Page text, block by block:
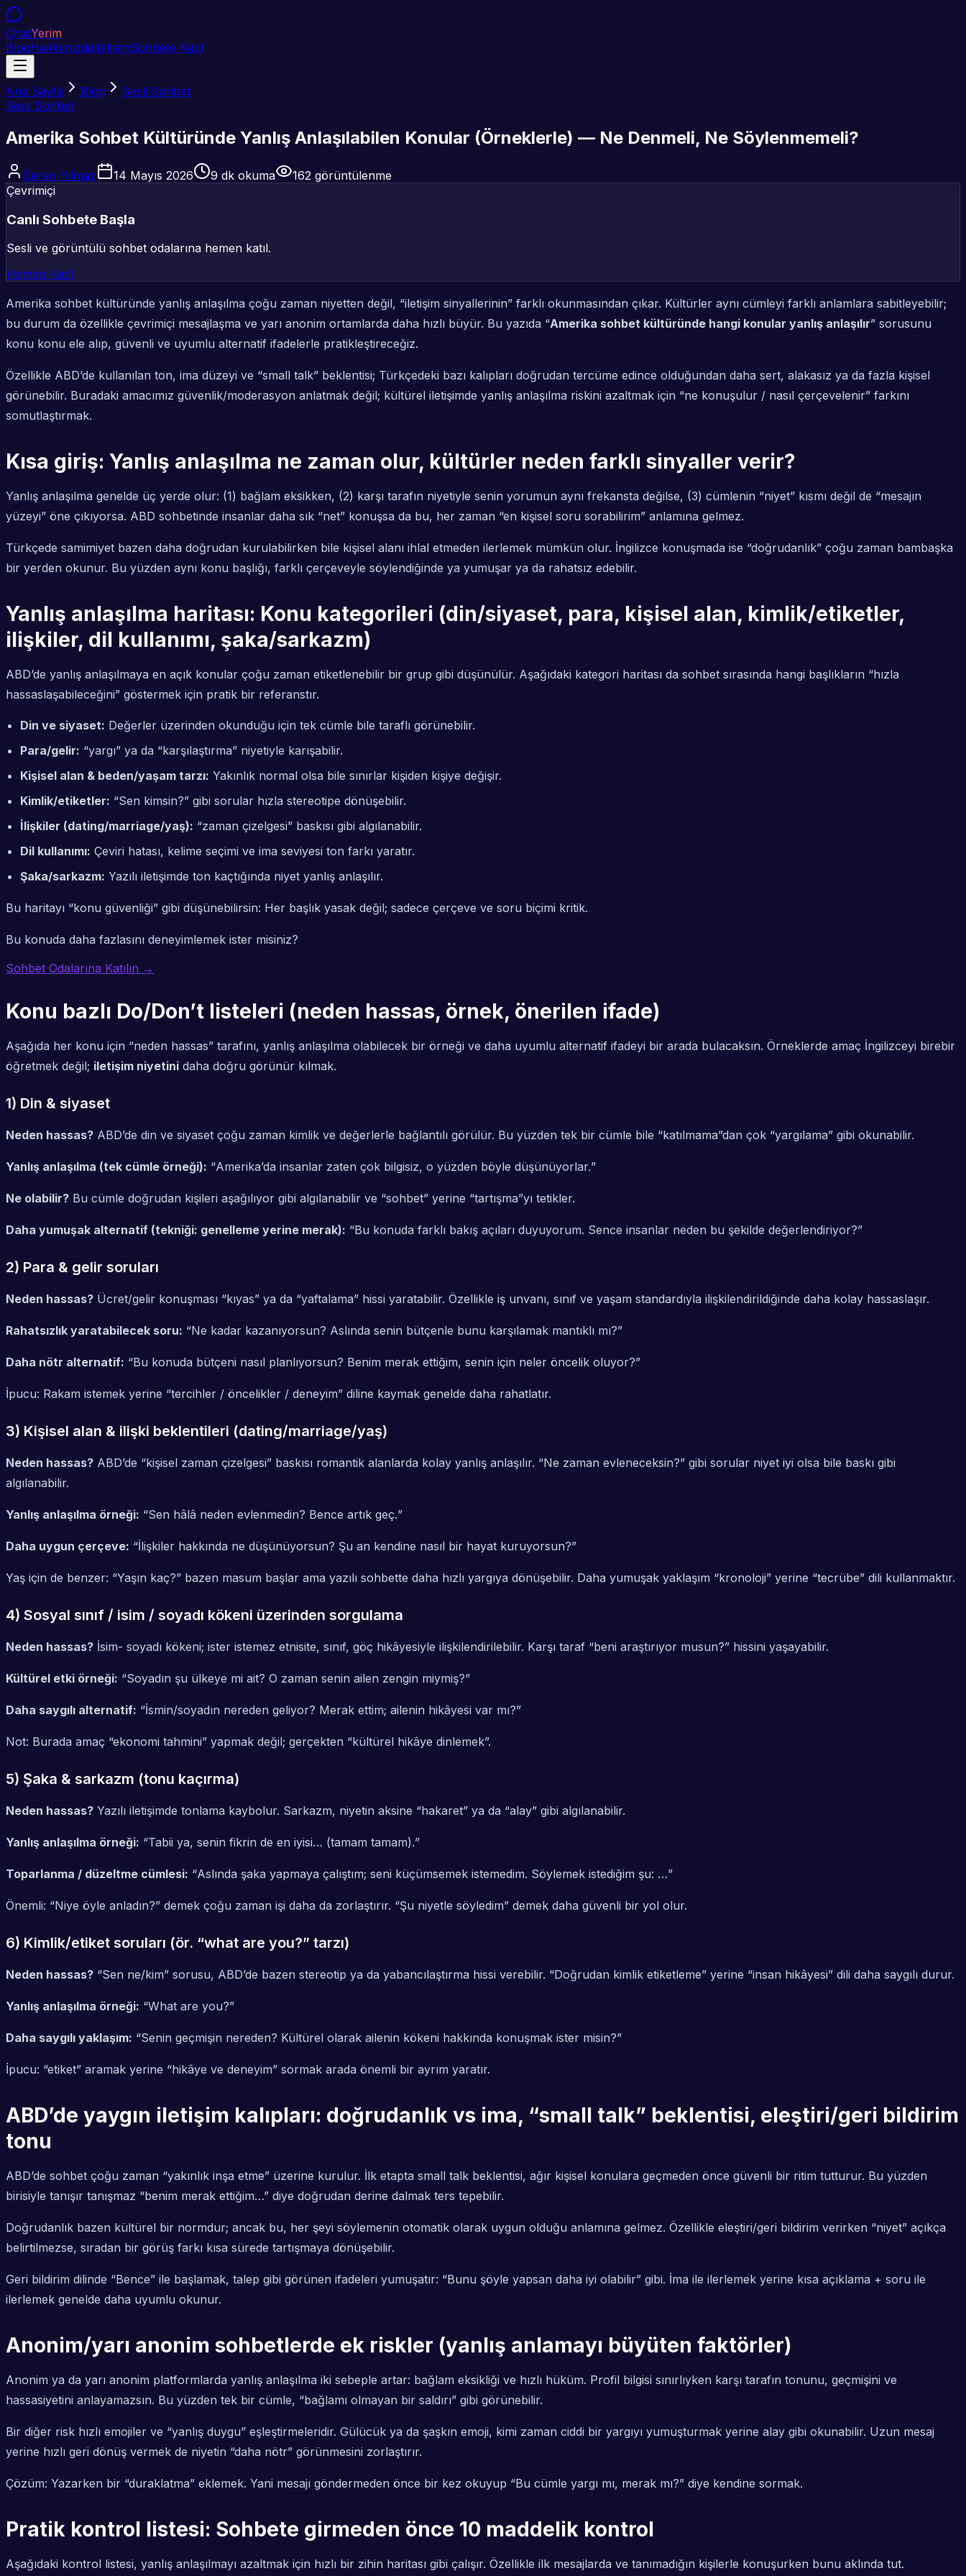
ChatYerim
BlogHakkımızdaİletişimSohbete Katıl
Ana Sayfa Blog
Sesli Sohbet
Sesli Sohbet
Amerika Sohbet Kültüründe Yanlış Anlaşılabilen Konular (Örneklerle) — Ne Denmeli, Ne Söylenmemeli?
Ceren Yılmaz 14 Mayıs 2026 9 dk okuma 162 görüntülenme
Çevrimiçi
Canlı Sohbete Başla
Sesli ve görüntülü sohbet odalarına hemen katıl.
Hemen Katıl
Amerika sohbet kültüründe yanlış anlaşılma çoğu zaman niyetten değil, “iletişim sinyallerinin” farklı okunmasından çıkar. Kültürler aynı cümleyi farklı anlamlara sabitleyebilir;
bu durum da özellikle çevrimiçi mesajlaşma ve yarı anonim ortamlarda daha hızlı büyür. Bu yazıda “Amerika sohbet kültüründe hangi konular yanlış anlaşılır” sorusunu
konu konu ele alıp, güvenli ve uyumlu alternatif ifadelerle pratikleştireceğiz.
Özellikle ABD’de kullanılan ton, ima düzeyi ve “small talk” beklentisi; Türkçedeki bazı kalıpları doğrudan tercüme edince olduğundan daha sert, alakasız ya da fazla kişisel
görünebilir. Buradaki amacımız güvenlik/moderasyon anlatmak değil; kültürel iletişimde yanlış anlaşılma riskini azaltmak için “ne konuşulur / nasıl çerçevelenir” farkını
somutlaştırmak.
Kısa giriş: Yanlış anlaşılma ne zaman olur, kültürler neden farklı sinyaller verir?
Yanlış anlaşılma genelde üç yerde olur: (1) bağlam eksikken, (2) karşı tarafın niyetiyle senin yorumun aynı frekansta değilse, (3) cümlenin “niyet” kısmı değil de “mesajın
yüzeyi” öne çıkıyorsa. ABD sohbetinde insanlar daha sık “net” konuşsa da bu, her zaman “en kişisel soru sorabilirim” anlamına gelmez.
Türkçede samimiyet bazen daha doğrudan kurulabilirken bile kişisel alanı ihlal etmeden ilerlemek mümkün olur. İngilizce konuşmada ise “doğrudanlık” çoğu zaman bambaşka
bir yerden okunur. Bu yüzden aynı konu başlığı, farklı çerçeveyle söylendiğinde ya yumuşar ya da rahatsız edebilir.
Yanlış anlaşılma haritası: Konu kategorileri (din/siyaset, para, kişisel alan, kimlik/etiketler,
ilişkiler, dil kullanımı, şaka/sarkazm)
ABD’de yanlış anlaşılmaya en açık konular çoğu zaman etiketlenebilir bir grup gibi düşünülür. Aşağıdaki kategori haritası da sohbet sırasında hangi başlıkların “hızla
hassaslaşabileceğini” göstermek için pratik bir referanstır.
Din ve siyaset: Değerler üzerinden okunduğu için tek cümle bile taraflı görünebilir.
Para/gelir: “yargı” ya da “karşılaştırma” niyetiyle karışabilir.
Kişisel alan & beden/yaşam tarzı: Yakınlık normal olsa bile sınırlar kişiden kişiye değişir.
Kimlik/etiketler: “Sen kimsin?” gibi sorular hızla stereotipe dönüşebilir.
İlişkiler (dating/marriage/yaş): “zaman çizelgesi” baskısı gibi algılanabilir.
Dil kullanımı: Çeviri hatası, kelime seçimi ve ima seviyesi ton farkı yaratır.
Şaka/sarkazm: Yazılı iletişimde ton kaçtığında niyet yanlış anlaşılır.
Bu haritayı “konu güvenliği” gibi düşünebilirsin: Her başlık yasak değil; sadece çerçeve ve soru biçimi kritik.
Bu konuda daha fazlasını deneyimlemek ister misiniz?
Sohbet Odalarına Katılın →
Konu bazlı Do/Don’t listeleri (neden hassas, örnek, önerilen ifade)
Aşağıda her konu için “neden hassas” tarafını, yanlış anlaşılma olabilecek bir örneği ve daha uyumlu alternatif ifadeyi bir arada bulacaksın. Örneklerde amaç İngilizceyi birebir
öğretmek değil; iletişim niyetini daha doğru görünür kılmak.
1) Din & siyaset
Neden hassas? ABD’de din ve siyaset çoğu zaman kimlik ve değerlerle bağlantılı görülür. Bu yüzden tek bir cümle bile “katılmama”dan çok “yargılama” gibi okunabilir.
Yanlış anlaşılma (tek cümle örneği): “Amerika’da insanlar zaten çok bilgisiz, o yüzden böyle düşünüyorlar.”
Ne olabilir? Bu cümle doğrudan kişileri aşağılıyor gibi algılanabilir ve “sohbet” yerine “tartışma”yı tetikler.
Daha yumuşak alternatif (tekniği: genelleme yerine merak): “Bu konuda farklı bakış açıları duyuyorum. Sence insanlar neden bu şekilde değerlendiriyor?”
2) Para & gelir soruları
Neden hassas? Ücret/gelir konuşması “kıyas” ya da “yaftalama” hissi yaratabilir. Özellikle iş unvanı, sınıf ve yaşam standardıyla ilişkilendirildiğinde daha kolay hassaslaşır.
Rahatsızlık yaratabilecek soru: “Ne kadar kazanıyorsun? Aslında senin bütçenle bunu karşılamak mantıklı mı?”
Daha nötr alternatif: “Bu konuda bütçeni nasıl planlıyorsun? Benim merak ettiğim, senin için neler öncelik oluyor?”
İpucu: Rakam istemek yerine “tercihler / öncelikler / deneyim” diline kaymak genelde daha rahatlatır.
3) Kişisel alan & ilişki beklentileri (dating/marriage/yaş)
Neden hassas? ABD’de “kişisel zaman çizelgesi” baskısı romantik alanlarda kolay yanlış anlaşılır. “Ne zaman evleneceksin?” gibi sorular niyet iyi olsa bile baskı gibi
algılanabilir.
Yanlış anlaşılma örneği: “Sen hâlâ neden evlenmedin? Bence artık geç.”
Daha uygun çerçeve: “İlişkiler hakkında ne düşünüyorsun? Şu an kendine nasıl bir hayat kuruyorsun?”
Yaş için de benzer: “Yaşın kaç?” bazen masum başlar ama yazılı sohbette daha hızlı yargıya dönüşebilir. Daha yumuşak yaklaşım “kronoloji” yerine “tecrübe” dili kullanmaktır.
4) Sosyal sınıf / isim / soyadı kökeni üzerinden sorgulama
Neden hassas? İsim- soyadı kökeni; ister istemez etnisite, sınıf, göç hikâyesiyle ilişkilendirilebilir. Karşı taraf “beni araştırıyor musun?” hissini yaşayabilir.
Kültürel etki örneği: “Soyadın şu ülkeye mi ait? O zaman senin ailen zengin miymiş?”
Daha saygılı alternatif: “İsmin/soyadın nereden geliyor? Merak ettim; ailenin hikâyesi var mı?”
Not: Burada amaç “ekonomi tahmini” yapmak değil; gerçekten “kültürel hikâye dinlemek”.
5) Şaka & sarkazm (tonu kaçırma)
Neden hassas? Yazılı iletişimde tonlama kaybolur. Sarkazm, niyetin aksine “hakaret” ya da “alay” gibi algılanabilir.
Yanlış anlaşılma örneği: “Tabii ya, senin fikrin de en iyisi… (tamam tamam).”
Toparlanma / düzeltme cümlesi: “Aslında şaka yapmaya çalıştım; seni küçümsemek istemedim. Söylemek istediğim şu: …”
Önemli: “Niye öyle anladın?” demek çoğu zaman işi daha da zorlaştırır. “Şu niyetle söyledim” demek daha güvenli bir yol olur.
6) Kimlik/etiket soruları (ör. “what are you?” tarzı)
Neden hassas? “Sen ne/kim” sorusu, ABD’de bazen stereotip ya da yabancılaştırma hissi verebilir. “Doğrudan kimlik etiketleme” yerine “insan hikâyesi” dili daha saygılı durur.
Yanlış anlaşılma örneği: “What are you?”
Daha saygılı yaklaşım: “Senin geçmişin nereden? Kültürel olarak ailenin kökeni hakkında konuşmak ister misin?”
İpucu: “etiket” aramak yerine “hikâye ve deneyim” sormak arada önemli bir ayrım yaratır.
ABD’de yaygın iletişim kalıpları: doğrudanlık vs ima, “small talk” beklentisi, eleştiri/geri bildirim
tonu
ABD’de sohbet çoğu zaman “yakınlık inşa etme” üzerine kurulur. İlk etapta small talk beklentisi, ağır kişisel konulara geçmeden önce güvenli bir ritim tutturur. Bu yüzden
birisiyle tanışır tanışmaz “benim merak ettiğim…” diye doğrudan derine dalmak ters tepebilir.
Doğrudanlık bazen kültürel bir normdur; ancak bu, her şeyi söylemenin otomatik olarak uygun olduğu anlamına gelmez. Özellikle eleştiri/geri bildirim verirken “niyet” açıkça
belirtilmezse, sıradan bir görüş farkı kısa sürede tartışmaya dönüşebilir.
Geri bildirim dilinde “Bence” ile başlamak, talep gibi görünen ifadeleri yumuşatır: “Bunu şöyle yapsan daha iyi olabilir” gibi. İma ile ilerlemek yerine kısa açıklama + soru ile
ilerlemek genelde daha uyumlu okunur.
Anonim/yarı anonim sohbetlerde ek riskler (yanlış anlamayı büyüten faktörler)
Anonim ya da yarı anonim platformlarda yanlış anlaşılma iki sebeple artar: bağlam eksikliği ve hızlı hüküm. Profil bilgisi sınırlıyken karşı tarafın tonunu, geçmişini ve
hassasiyetini anlayamazsın. Bu yüzden tek bir cümle, “bağlamı olmayan bir saldırı” gibi görünebilir.
Bir diğer risk hızlı emojiler ve “yanlış duygu” eşleştirmeleridir. Gülücük ya da şaşkın emoji, kimi zaman ciddi bir yargıyı yumuşturmak yerine alay gibi okunabilir. Uzun mesaj
yerine hızlı geri dönüş vermek de niyetin “daha nötr” görünmesini zorlaştırır.
Çözüm: Yazarken bir “duraklatma” eklemek. Yani mesajı göndermeden önce bir kez okuyup “Bu cümle yargı mı, merak mı?” diye kendine sormak.
Pratik kontrol listesi: Sohbete girmeden önce 10 maddelik kontrol
Aşağıdaki kontrol listesi, yanlış anlaşılmayı azaltmak için hızlı bir zihin haritası gibi çalışır. Özellikle ilk mesajlarda ve tanımadığın kişilerle konuşurken bunu aklında tut.